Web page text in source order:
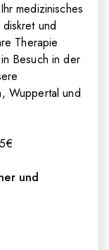
medizinisches
und
Therapie
Besuch in der
Wuppertal und
und